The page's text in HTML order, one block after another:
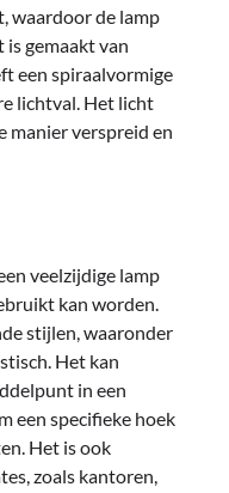
waardoor de lamp
gemaakt van
een spiraalvormige
lichtval. Het licht
manier verspreid en
veelzijdige lamp
kan worden.
stijlen, waaronder
Het kan
in een
een specifieke hoek
Het is ook
zoals kantoren,